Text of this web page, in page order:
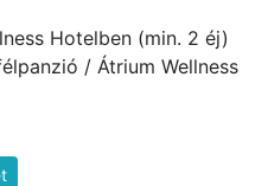
Hotelben (min. 2 éj)
/ Átrium Wellness